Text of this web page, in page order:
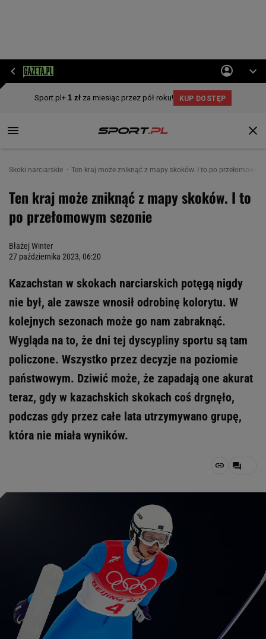
Skoki narciarskie Ten kraj może zniknąć z mapy skoków. I to po
Ten kraj może zniknąć z mapy skoków. I to
po przełomowym sezonie
Błażej Winter
27 października 2023, 06:20
Kazachstan w skokach narciarskich potęgą nigdy
nie był, ale zawsze wnosił odrobinę kolorytu. W
kolejnych sezonach może go nam zabraknąć.
Wygląda na to, że dni tej dyscypliny sportu są tam
policzone. Wszystko przez decyzje na poziomie
państwowym. Dziwić może, że zapadają one akurat
teraz, gdy w kazachskich skokach coś drgnęło,
podczas gdy przez całe lata utrzymywano grupę,
która nie miała wyników.